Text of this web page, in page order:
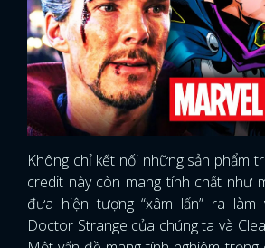
Không chỉ kết nối những sản phẩm
credit này còn mang tính chất như
đưa hiện tượng “xâm lấn” ra
Doctor Strange của chúng ta và